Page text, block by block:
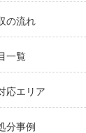
の流れ
一覧
応エリア
分事例